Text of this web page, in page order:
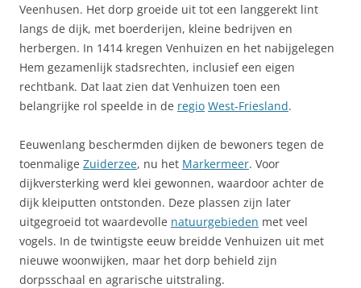
Veenhusen. Het dorp groeide uit tot een langgerekt lint
langs de dijk, met boerderijen, kleine bedrijven en
herbergen. In 1414 kregen Venhuizen en het nabijgelegen
Hem gezamenlijk stadsrechten, inclusief een eigen
rechtbank. Dat laat zien dat Venhuizen toen een
belangrijke rol speelde in de regio West-Friesland.
Eeuwenlang beschermden dijken de bewoners tegen de
toenmalige Zuiderzee, nu het Markermeer. Voor
dijkversterking werd klei gewonnen, waardoor achter de
dijk kleiputten ontstonden. Deze plassen zijn later
uitgegroeid tot waardevolle natuurgebieden met veel
vogels. In de twintigste eeuw breidde Venhuizen uit met
nieuwe woonwijken, maar het dorp behield zijn
dorpsschaal en agrarische uitstraling.